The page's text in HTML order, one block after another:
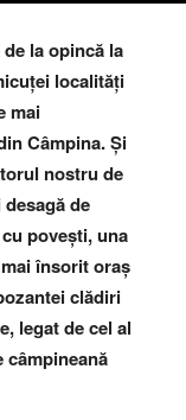
la opincă la
localități
mai
Câmpina. Și
nostru de
de
povești, una
însorit oraș
clădiri
legat de cel al
câmpineană